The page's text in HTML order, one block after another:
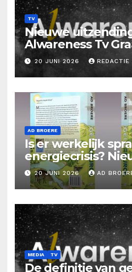
TV
Nieuwe
Alwareness Tv
20 JUNI 2026 REDACTIE
AD BROERE
Is er werkelijk
energiecrisis?
Ad Broere
20 JUNI 2026 AD
MEDIA TV
De definitie van